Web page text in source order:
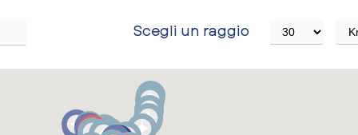
Scegli un raggio